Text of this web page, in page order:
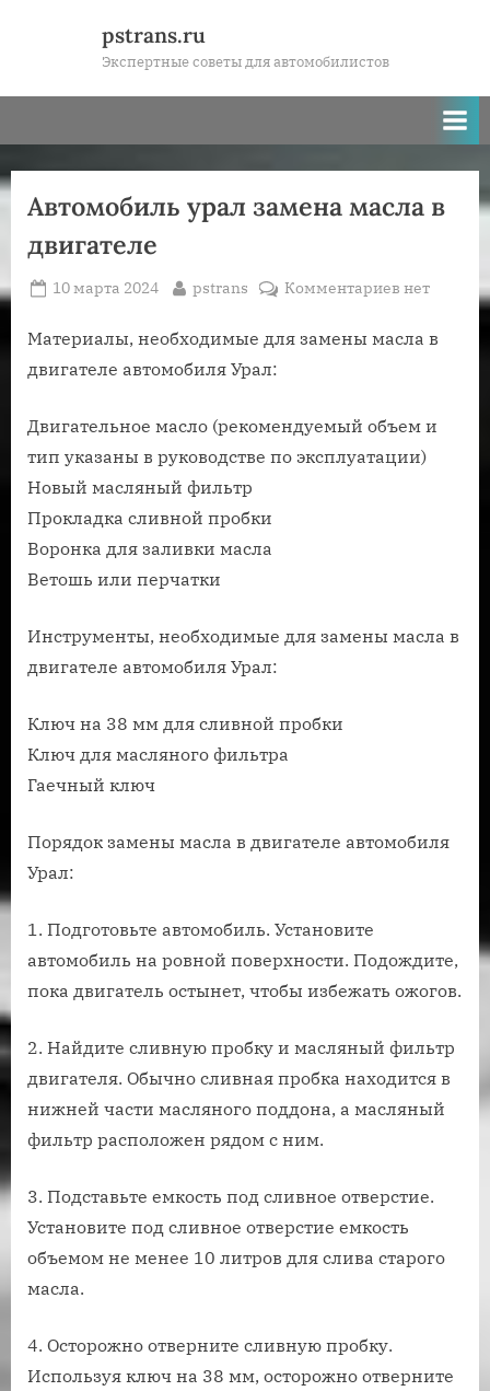
pstrans.ru
Экспертные советы для автомобилистов
Автомобиль урал замена масла в
двигателе
Posted
10 марта 2024 By
pstrans Комментариевк
в
двигателе
нет
Материалы, необходимые для замены масла в
двигателе автомобиля Урал:
Двигательное масло (рекомендуемый объем и
тип указаны в руководстве по эксплуатации)
Новый масляный фильтр
Прокладка сливной пробки
Воронка для заливки масла
Ветошь или перчатки
Инструменты, необходимые для замены масла в
двигателе автомобиля Урал:
Ключ на 38 мм для сливной пробки
Ключ для масляного фильтра
Гаечный ключ
Порядок замены масла в двигателе автомобиля
Урал:
1. Подготовьте автомобиль. Установите
автомобиль на ровной поверхности. Подождите,
пока двигатель остынет, чтобы избежать ожогов.
2. Найдите сливную пробку и масляный фильтр
двигателя. Обычно сливная пробка находится в
нижней части масляного поддона, а масляный
фильтр расположен рядом с ним.
3. Подставьте емкость под сливное отверстие.
Установите под сливное отверстие емкость
объемом не менее 10 литров для слива старого
масла.
4. Осторожно отверните сливную пробку.
Используя ключ на 38 мм, осторожно отверните